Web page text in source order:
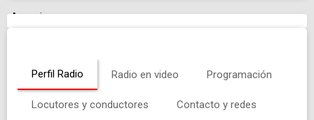
Anuncio
Perfil Radio Radio en video Programación
Locutores y conductores Contacto y redes